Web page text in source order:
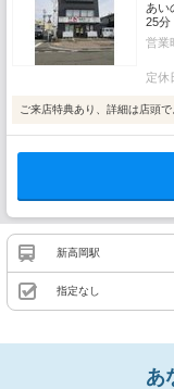
あい
25分
営業
定休
ご来店特典あり、詳細は店頭
新高岡駅
指定なし
あ